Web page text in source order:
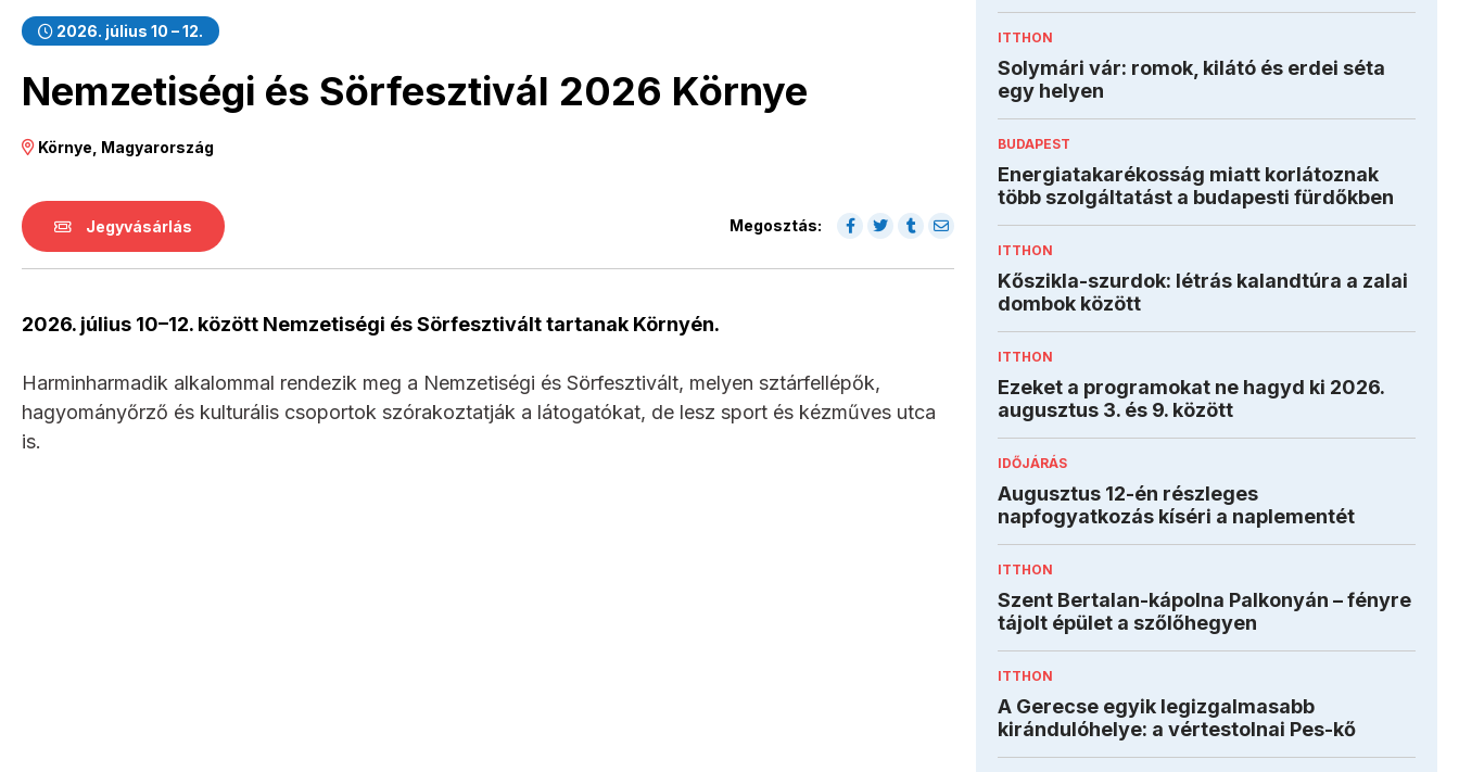
2026. július 10 – 12.
Nemzetiségi és Sörfesztivál 2026 Környe
Környe, Magyarország
Jegyvásárlás Megosztás:
2026. július 10–12. között Nemzetiségi és Sörfesztivált tartanak Környén.
Harminharmadik alkalommal rendezik meg a Nemzetiségi és Sörfesztivált, melyen sztárfellépők,
hagyományőrző és kulturális csoportok szórakoztatják a látogatókat, de lesz sport és kézműves utca
is.
ITTHON
Solymári vár: romok, kilátó és erdei séta
egy helyen
BUDAPEST
Energiatakarékosság miatt korlátoznak
több szolgáltatást a budapesti fürdőkben
ITTHON
Kőszikla-szurdok: létrás kalandtúra a zalai
dombok között
ITTHON
Ezeket a programokat ne hagyd ki 2026.
augusztus 3. és 9. között
IDŐJÁRÁS
Augusztus 12-én részleges
napfogyatkozás kíséri a naplementét
ITTHON
Szent Bertalan-kápolna Palkonyán – fényre
tájolt épület a szőlőhegyen
ITTHON
A Gerecse egyik legizgalmasabb
kirándulóhelye: a vértestolnai Pes-kő